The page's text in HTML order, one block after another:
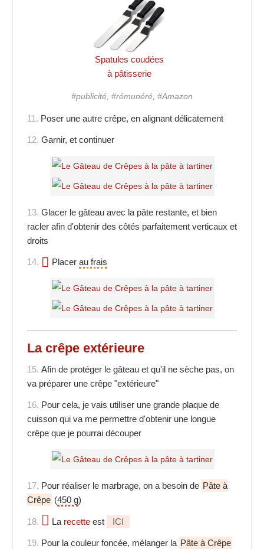
Spatules coudées
à pâtisserie
#publicité, #rémunéré, #Amazon
11. Poser une autre crêpe, en alignant délicatement
12. Garnir, et continuer
13. Glacer le gâteau avec la pâte restante, et bien
racler afin d'obtenir des côtés parfaitement verticaux et
droits
14. Placer au frais
La crêpe extérieure
15. Afin de protéger le gâteau et qu'il ne sèche pas, on
va préparer une crêpe "extérieure"
16. Pour cela, je vais utiliser une grande plaque de
cuisson qui va me permettre d'obtenir une longue
crêpe que je pourrai découper
17. Pour réaliser le marbrage, on a besoin de Pâte à
Crêpe (450 g)
18. La recette est ICI
19. Pour la couleur foncée, mélanger la Pâte à Crêpe